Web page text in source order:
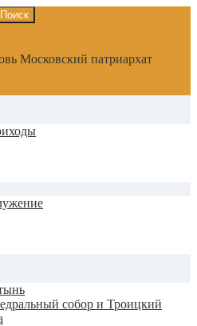
Московский патриархат
собор и Троицкий